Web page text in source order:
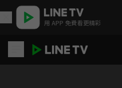
用 APP 免費看更精彩